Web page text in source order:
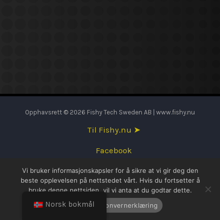
Opphavsrett © 2026 Fishy Tech Sweden AB | www.fishy.nu
Til Fishy.nu ➤
Facebook
English
Svenska
Norsk bokmål
Vi bruker informasjonskapsler for å sikre at vi gir deg den
beste opplevelsen på nettstedet vårt. Hvis du fortsetter å
bruke denne nettsiden, vil vi anta at du godtar dette.
OK
Personvernerklæring